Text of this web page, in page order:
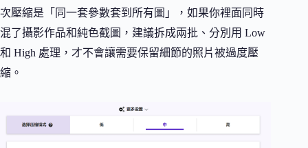
次壓縮是「同一套參數套到所有圖」，如果你裡面同時
混了攝影作品和純色截圖，建議拆成兩批、分別用 Low
和 High 處理，才不會讓需要保留細節的照片被過度壓
縮。